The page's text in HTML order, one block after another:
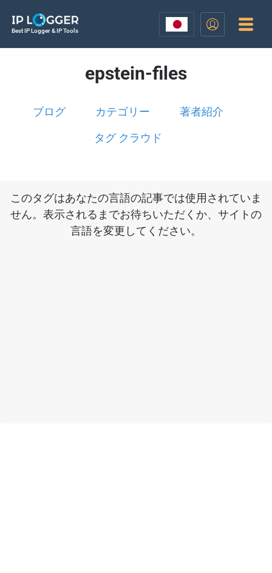
Best IP Logger & IP Tools
epstein-files
ブログ カテゴリー 著者紹介
タグ クラウド